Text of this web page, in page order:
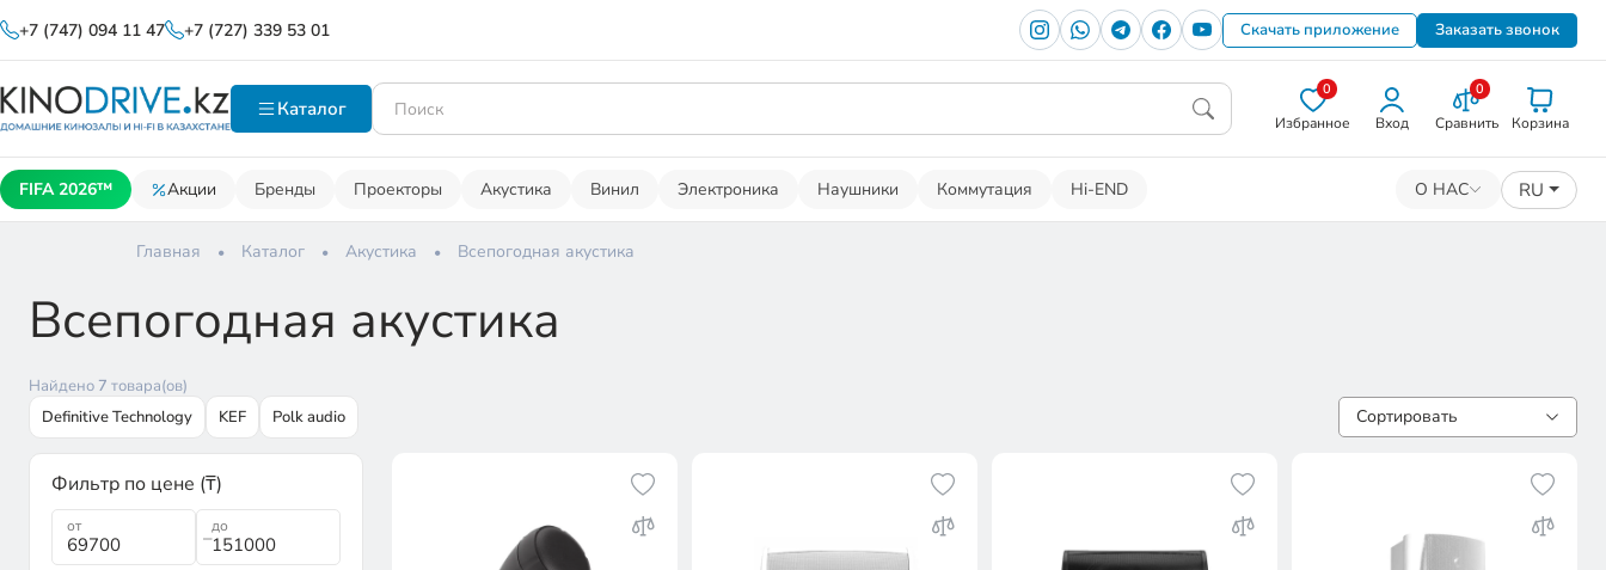
+7 (747) 094 11 47 +7 (727) 339 53 01 Скачать приложение Заказать звонок
Каталог
0
Избранное Вход
0
Сравнить Корзина
FIFA 2026™ Акции Бренды Проекторы Акустика Винил Электроника Наушники Коммутация Hi-END О НАС RU
Главная Каталог Акустика Всепогодная акустика
Всепогодная акустика
Найдено 7 товара(ов)
Definitive Technology
KEF Polk audio Сортировать
Фильтр по цене (₸)
от до